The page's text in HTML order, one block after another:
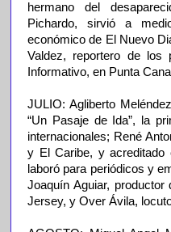
hermano del
Pichardo, sirvió a
económico de El Nuevo
Valdez, reportero de
Informativo, en Punta
JULIO: Agliberto
“Un Pasaje de Ida”, la
internacionales; René
y El Caribe, y acreditado
laboró para periódicos y
Joaquín Aguiar,
Jersey, y Over Ávila,